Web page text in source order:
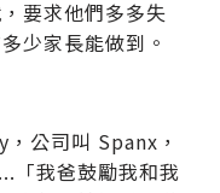
要求他們多多失
少家長能做到。
公司叫 Spanx，
「我爸鼓勵我和我